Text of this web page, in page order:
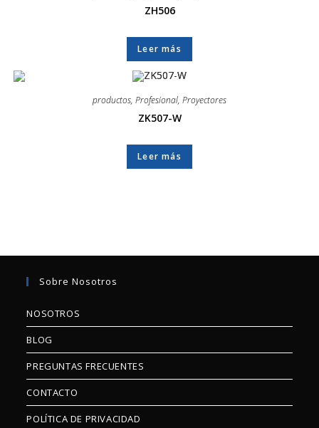
ZH506
Leer más
productos, Profesional, Proyectores
ZK507-W
Leer más
Sobre Nosotros
NOSOTROS
BLOG
PREGUNTAS FRECUENTES
CONTACTO
POLÍTICA DE PRIVACIDAD